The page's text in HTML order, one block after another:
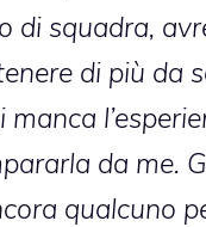
di squadra,
di più da
manca
da me.
qualcuno